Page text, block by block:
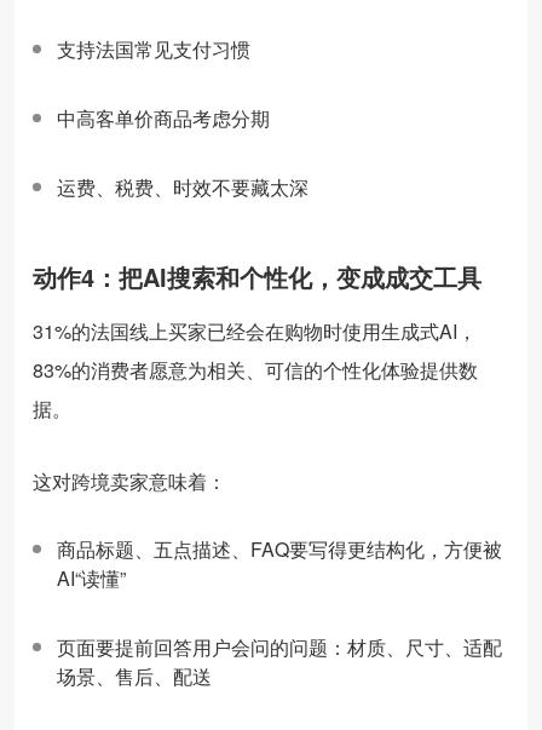
支持法国常见支付习惯
中高客单价商品考虑分期
运费、税费、时效不要藏太深
动作4：把AI搜索和个性化，变成成交工具
31%的法国线上买家已经会在购物时使用生成式AI，
83%的消费者愿意为相关、可信的个性化体验提供数
据。
这对跨境卖家意味着：
商品标题、五点描述、FAQ要写得更结构化，方便被
AI“读懂”
页面要提前回答用户会问的问题：材质、尺寸、适配
场景、售后、配送